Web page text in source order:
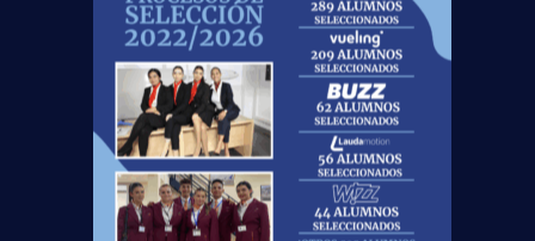
¡Te esperamos!
Noticias Relacionadas
Mapa de la aviación global 2025: las rutas más
transitadas y los países con más pasajeros